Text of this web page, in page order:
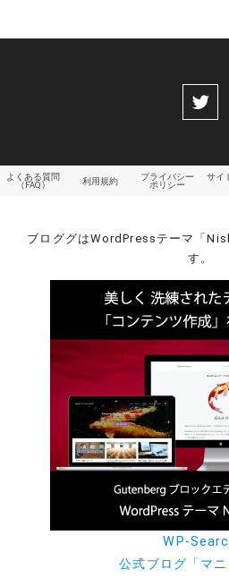
よくある質問
（FAQ）
利用規約
プライバシー
ポリシー
サイ
ブロググはWordPressテーマ「
す。
WP-
公式ブログ「マニ